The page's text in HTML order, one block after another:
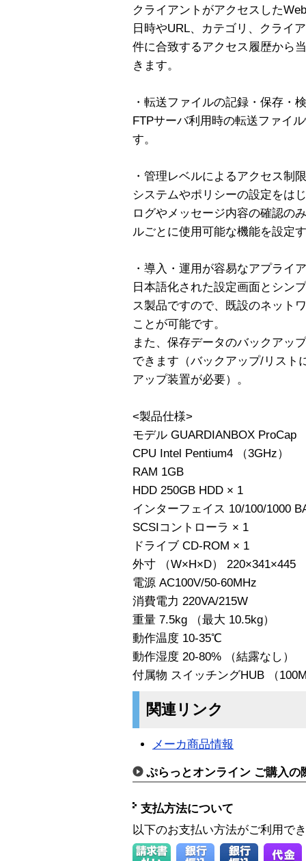
クライアントがアクセスした
日時やURL、カテゴリ、クライ
件に合致するアクセス履歴から
きます。
・転送ファイルの記録・保存・
FTPサーバ利用時の転送ファイ
す。
・管理レベルによるアクセス制限
システムやポリシーの設定をは
ログやメッセージ内容の確認の
ルごとに使用可能な機能を設定
・導入・運用が容易なアプライ
日本語化された設定画面とシン
ス製品ですので、既設のネット
ことが可能です。
また、保存データのバックアッ
できます（バックアップ/リスト
アップ装置が必要）。
<製品仕様>
モデル GUARDIANBOX ProCap
CPU Intel Pentium4 （3GHz）
RAM 1GB
HDD 250GB HDD × 1
インターフェイス 10/100/1000
SCSIコントローラ × 1
ドライブ CD-ROM × 1
外寸 （W×H×D） 220×341×445
電源 AC100V/50-60MHz
消費電力 220VA/215W
重量 7.5kg （最大 10.5kg）
動作温度 10-35℃
動作湿度 20-80% （結露なし）
付属物 スイッチングHUB （
関連リンク
メーカ商品情報
ぷらっとオンライン ご購入の
支払方法について
以下のお支払い方法がご利用で